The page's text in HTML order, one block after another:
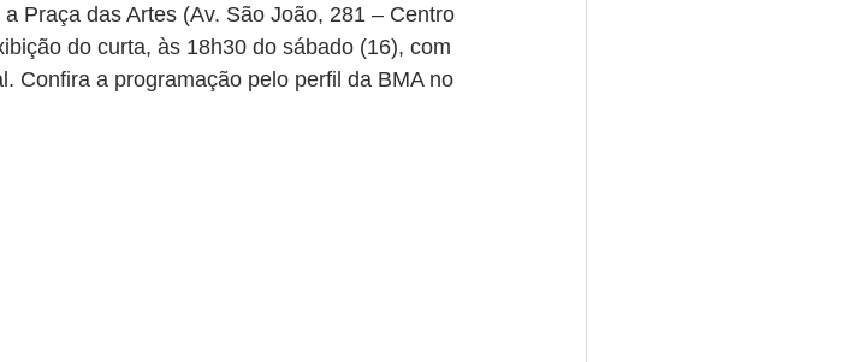
Praça das Artes (Av. São João, 281 – Centro
do curta, às 18h30 do sábado (16), com
Confira a programação pelo perfil da BMA no